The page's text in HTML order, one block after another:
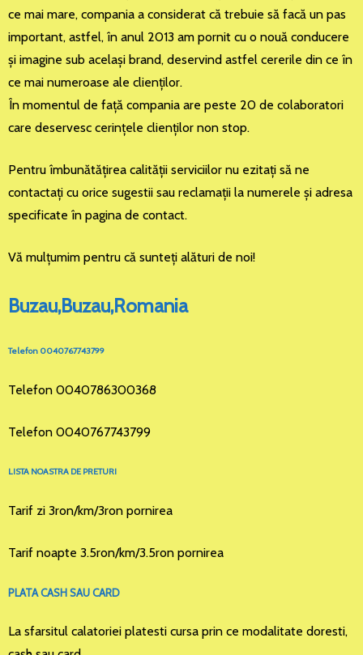
ce mai mare, compania a considerat că trebuie să facă un pas
important, astfel, în anul 2013 am pornit cu o nouă conducere
şi imagine sub acelaşi brand, deservind astfel cererile din ce în
ce mai numeroase ale clienţilor.
În momentul de faţă compania are peste 20 de colaboratori
care deservesc cerinţele clienţilor non stop.
Pentru îmbunătăţirea calităţii serviciilor nu ezitaţi să ne
contactaţi cu orice sugestii sau reclamaţii la numerele şi adresa
specificate în pagina de contact.
Vă mulţumim pentru că sunteţi alături de noi!
Buzau,Buzau,Romania
Telefon 0040767743799
Telefon 0040786300368
Telefon 0040767743799
LISTA NOASTRA DE PRETURI
Tarif zi 3ron/km/3ron pornirea
Tarif noapte 3.5ron/km/3.5ron pornirea
PLATA CASH SAU CARD
La sfarsitul calatoriei platesti cursa prin ce modalitate doresti,